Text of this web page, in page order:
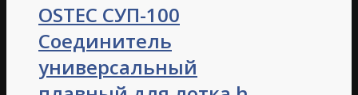
OSTEC СУП-100
Соединитель
универсальный